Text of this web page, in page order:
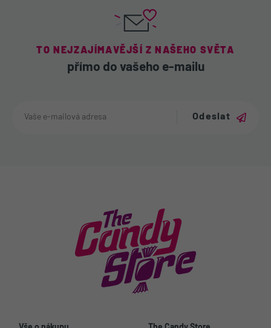
TO NEJZAJÍMAVĚJŠÍ Z NAŠEHO SVĚTA
přímo do vašeho e-mailu
Odeslat